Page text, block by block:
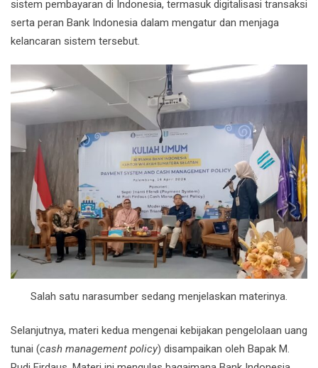
sistem pembayaran di Indonesia, termasuk digitalisasi transaksi
serta peran Bank Indonesia dalam mengatur dan menjaga
kelancaran sistem tersebut.
Salah satu narasumber sedang menjelaskan materinya.
Selanjutnya, materi kedua mengenai kebijakan pengelolaan uang
tunai (cash management policy) disampaikan oleh Bapak M.